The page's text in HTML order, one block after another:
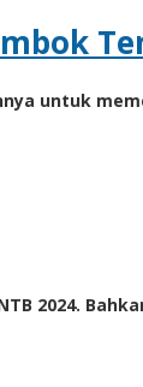
untuk
2024.